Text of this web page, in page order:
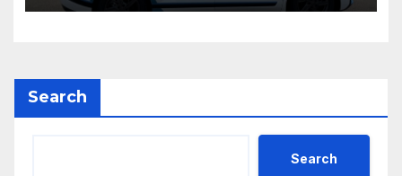
и ние ще им я осигурим
Search
Search